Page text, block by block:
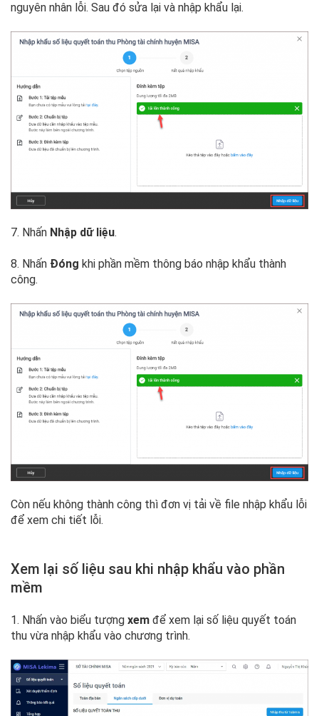
nguyên nhân lỗi. Sau đó sửa lại và nhập khẩu lại.
7. Nhấn Nhập dữ liệu.
8. Nhấn Đóng khi phần mềm thông báo nhập khẩu thành
công.
Còn nếu không thành công thì đơn vị tải về file nhập khẩu lỗi
để xem chi tiết lỗi.
Xem lại số liệu sau khi nhập khẩu vào phần
mềm
1. Nhấn vào biểu tượng xem để xem lại số liệu quyết toán
thu vừa nhập khẩu vào chương trình.